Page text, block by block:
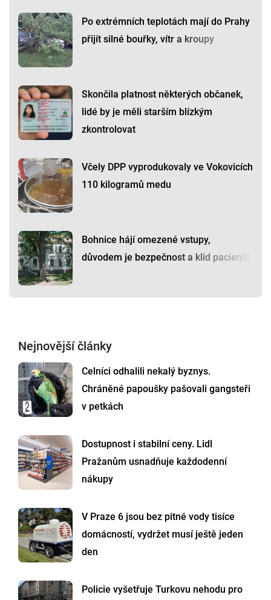
Po extrémních teplotách mají do Prahy
přijít silné bouřky, vítr a kroupy
Skončila platnost některých občanek,
lidé by je měli starším blízkým
zkontrolovat
Včely DPP vyprodukovaly ve Vokovicích
110 kilogramů medu
Bohnice hájí omezené vstupy,
důvodem je bezpečnost a klid pacientů
Nejnovější články
Celníci odhalili nekalý byznys.
Chráněné papoušky pašovali gangsteři
v petkách
Dostupnost i stabilní ceny. Lidl
Pražanům usnadňuje každodenní
nákupy
V Praze 6 jsou bez pitné vody tisíce
domácností, vydržet musí ještě jeden
den
Policie vyšetřuje Turkovu nehodu pro